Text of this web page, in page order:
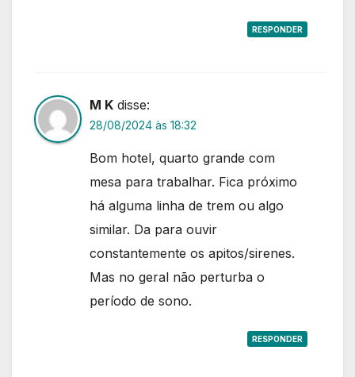
RESPONDER
M K disse:
28/08/2024 às 18:32
Bom hotel, quarto grande com
mesa para trabalhar. Fica próximo
há alguma linha de trem ou algo
similar. Da para ouvir
constantemente os apitos/sirenes.
Mas no geral não perturba o
período de sono.
RESPONDER